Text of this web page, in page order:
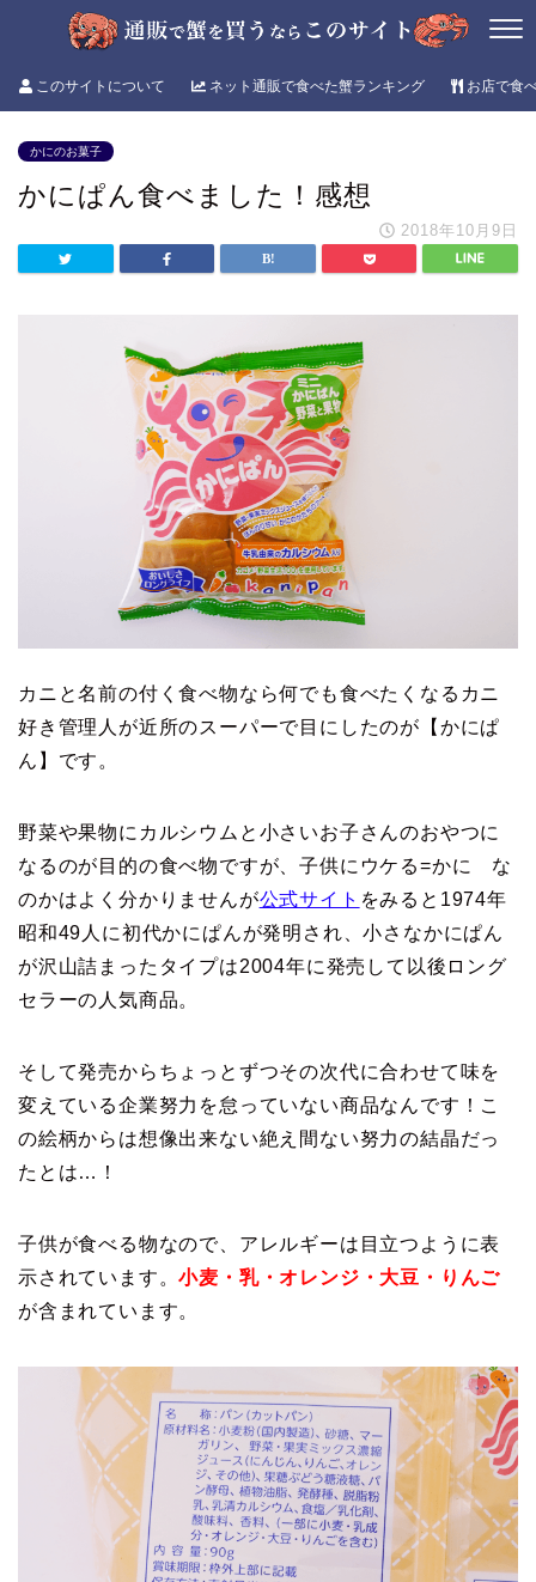
このサイトについて ネット通販で食べた蟹ランキング お店で食
かにのお菓子
かにぱん食べました！感想
2018年10月9日
カニと名前の付く食べ物なら何でも食べたくなるカニ
好き管理人が近所のスーパーで目にしたのが【かにぱ
ん】です。
野菜や果物にカルシウムと小さいお子さんのおやつに
なるのが目的の食べ物ですが、子供にウケる=かに な
のかはよく分かりませんが公式サイト をみると1974年
昭和49人に初代かにぱんが発明され、小さなかにぱん
が沢山詰まったタイプは2004年に発売して以後ロング
セラーの人気商品。
そして発売からちょっとずつその次代に合わせて味を
変えている企業努力を怠っていない商品なんです！こ
の絵柄からは想像出来ない絶え間ない努力の結晶だっ
たとは…！
子供が食べる物なので、アレルギーは目立つように表
示されています。小麦・乳・オレンジ・大豆・りんご
が含まれています。